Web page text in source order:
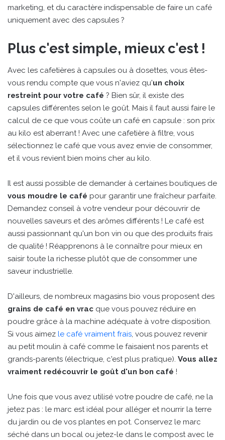
marketing, et du caractère indispensable de faire un café
uniquement avec des capsules ?
Plus c'est simple, mieux c'est !
Avec les cafetières à capsules ou à dosettes, vous êtes-
vous rendu compte que vous n'aviez qu'un choix
restreint pour votre café ? Bien sûr, il existe des
capsules différentes selon le goût. Mais il faut aussi faire le
calcul de ce que vous coûte un café en capsule : son prix
au kilo est aberrant ! Avec une cafetière à filtre, vous
sélectionnez le café que vous avez envie de consommer,
et il vous revient bien moins cher au kilo.
Il est aussi possible de demander à certaines boutiques de
vous moudre le café pour garantir une fraîcheur parfaite.
Demandez conseil à votre vendeur pour découvrir de
nouvelles saveurs et des arômes différents ! Le café est
aussi passionnant qu'un bon vin ou que des produits frais
de qualité ! Réapprenons à le connaître pour mieux en
saisir toute la richesse plutôt que de consommer une
saveur industrielle.
D'ailleurs, de nombreux magasins bio vous proposent des
grains de café en vrac que vous pouvez réduire en
poudre grâce à la machine adéquate à votre disposition.
Si vous aimez le café vraiment frais, vous pouvez revenir
au petit moulin à café comme le faisaient nos parents et
grands-parents (électrique, c'est plus pratique). Vous allez
vraiment redécouvrir le goût d'un bon café !
Une fois que vous avez utilisé votre poudre de café, ne la
jetez pas : le marc est idéal pour alléger et nourrir la terre
du jardin ou de vos plantes en pot. Conservez le marc
séché dans un bocal ou jetez-le dans le compost avec le